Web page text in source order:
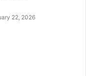
22, 2026